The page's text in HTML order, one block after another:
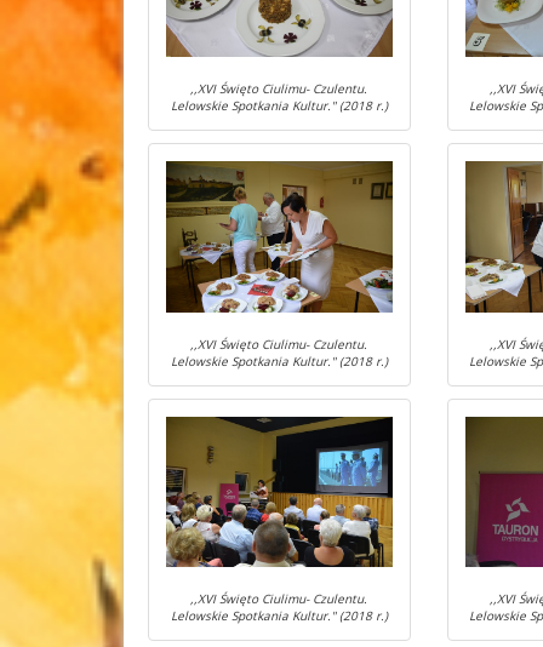
,,XVI Święto Ciulimu- Czulentu.
Lelowskie Spotkania Kultur." (2018 r.)
,,XVI
Lelowskie
,,XVI Święto Ciulimu- Czulentu.
Lelowskie Spotkania Kultur." (2018 r.)
,,XVI
Lelowskie
,,XVI Święto Ciulimu- Czulentu.
Lelowskie Spotkania Kultur." (2018 r.)
,,XVI
Lelowskie